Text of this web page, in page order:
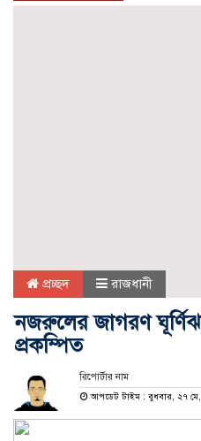
প্রচ্ছদ রাজধানী
নজরুলের জাগরণ
প্রকম্পিত
রিপোর্টার নাম
আপডেট টাইম : বুধবার, ২৭